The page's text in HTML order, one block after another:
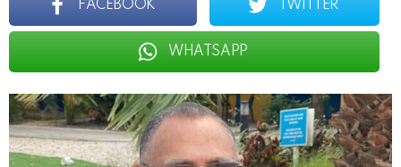
FACEBOOK TWITTER
WHATSAPP